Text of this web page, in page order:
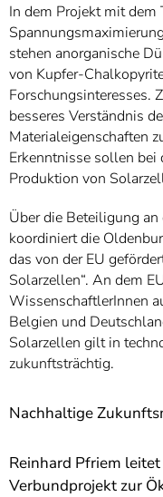
In dem Projekt mit dem
stehen anorganische
von Kupfer-
Forschungsinteresses.
besseres Verständnis
Materialeigenschaften
Erkenntnisse sollen
Produktion von
Über die Beteiligung
koordiniert die
das von der EU
Solarzellen“. An dem
WissenschaftlerInnen
Belgien und
Solarzellen gilt in
zukunftsträchtig.
Nachhaltige
Reinhard Pfriem
Verbundprojekt zur